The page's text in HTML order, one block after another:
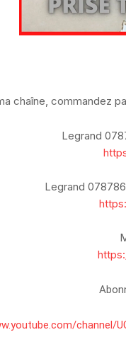
chaîne, commandez
Legrand
Legrand
channel/